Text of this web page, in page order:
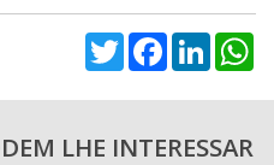
TwitterFacebook
LHE INTERESSAR